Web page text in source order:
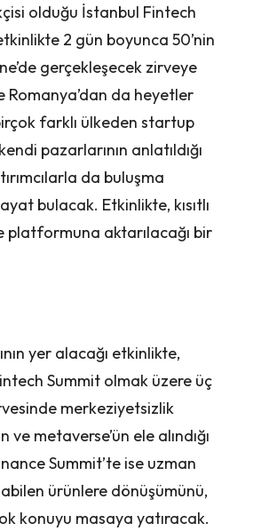
olduğu İstanbul Fintech
2 gün boyunca 50’nin
gerçekleşecek zirveye
Romanya’dan da heyetler
farklı ülkeden startup
pazarlarının anlatıldığı
da buluşma
bulacak. Etkinlikte, kısıtlı
platformuna aktarılacağı bir
yer alacağı etkinlikte,
Summit olmak üzere üç
merkeziyetsizlik
metaverse’ün ele alındığı
Summit’te ise uzman
ürünlere dönüşümünü,
konuyu masaya yatıracak.